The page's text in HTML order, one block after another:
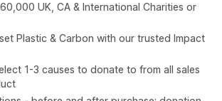
UK, CA & International Charities or
Plastic & Carbon with our trusted Impact
1-3 causes to donate to from all sales